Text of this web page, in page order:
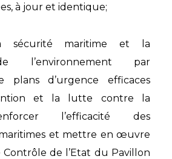
à jour et identique;
sécurité maritime et la
l’environnement par
plans d’urgence efficaces
et la lutte contre la
l’efficacité des
et mettre en œuvre
Contrôle de l’Etat du Pavillon